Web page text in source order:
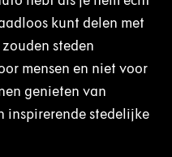
kunt delen met
steden
mensen en niet voor
genieten van
inspirerende stedelijke